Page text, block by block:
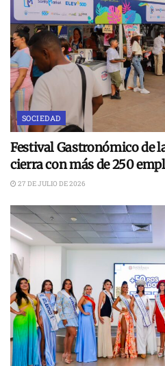
SOCIEDAD
Festival Gastronómico de
cierra con más de 250
27 DE JULIO DE 2026